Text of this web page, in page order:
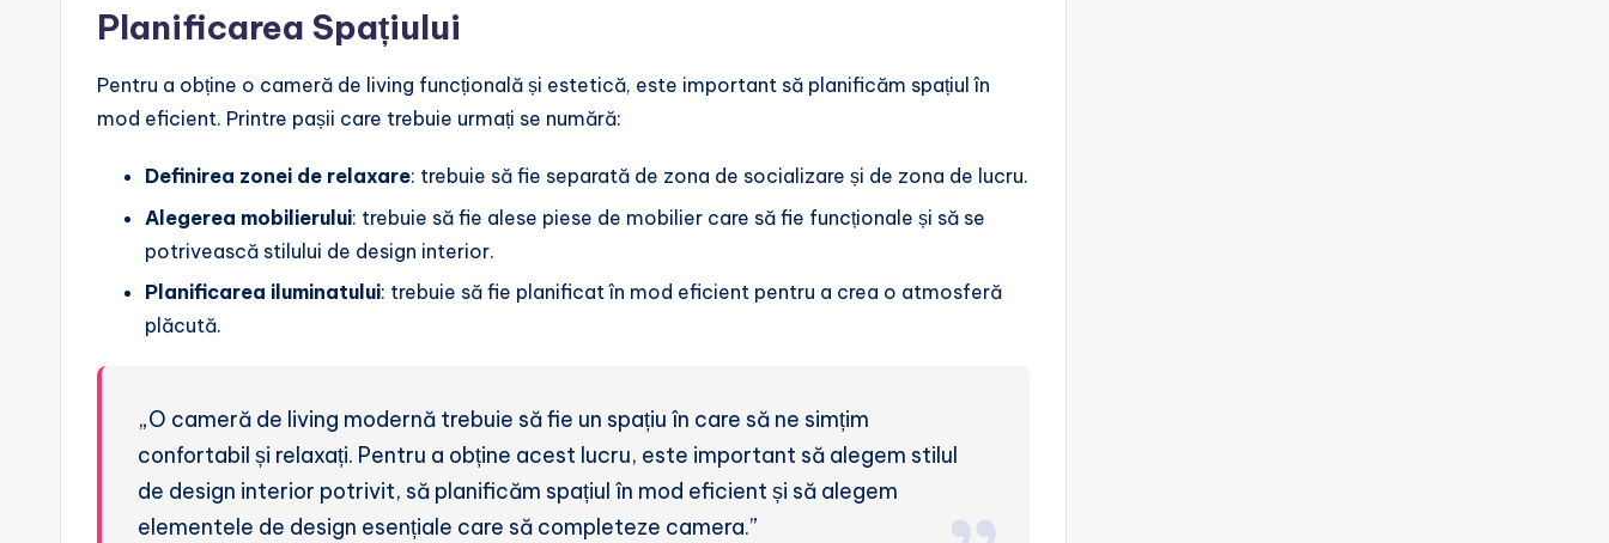
Planificarea Spațiului
Pentru a obține o cameră de living funcțională și estetică, este important să planificăm spațiul în
mod eficient. Printre pașii care trebuie urmați se numără:
Definirea zonei de relaxare: trebuie să fie separată de zona de socializare și de zona de lucru.
Alegerea mobilierului: trebuie să fie alese piese de mobilier care să fie funcționale și să se
potrivească stilului de design interior.
Planificarea iluminatului: trebuie să fie planificat în mod eficient pentru a crea o atmosferă
plăcută.
„O cameră de living modernă trebuie să fie un spațiu în care să ne simțim
confortabil și relaxați. Pentru a obține acest lucru, este important să alegem stilul
de design interior potrivit, să planificăm spațiul în mod eficient și să alegem
elementele de design esențiale care să completeze camera.”